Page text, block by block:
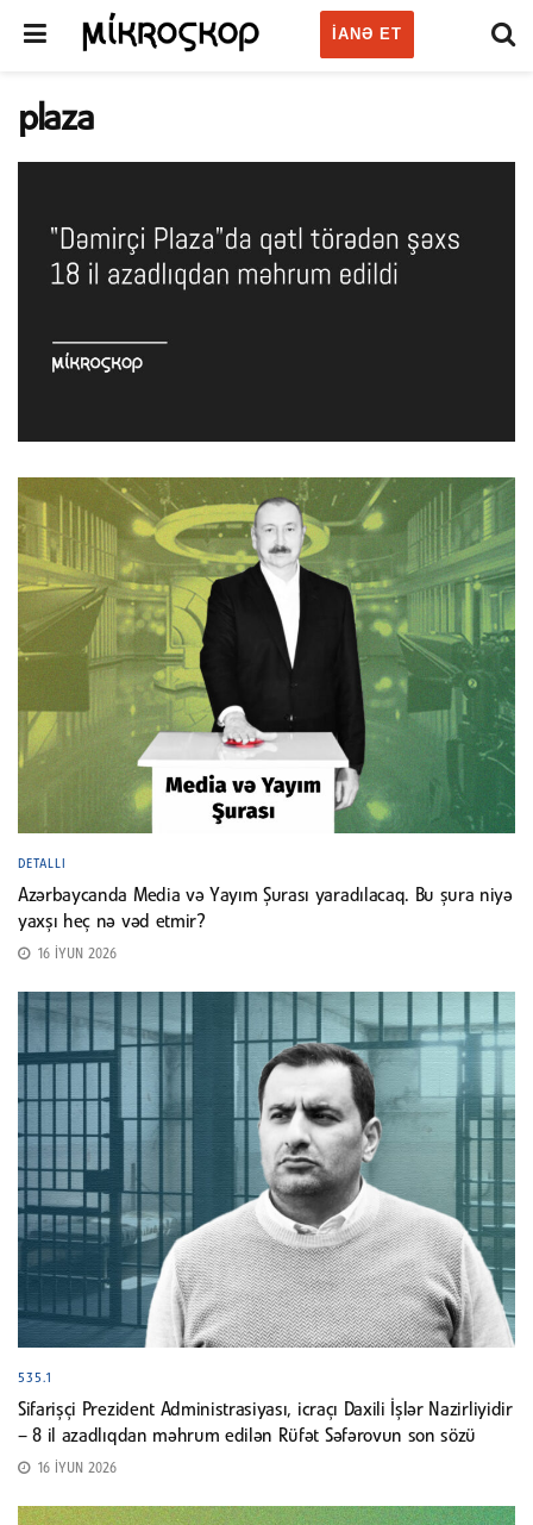
IANƏ ET
plaza
DETALLI
Azərbaycanda Media və Yayım Şurası yaradılacaq. Bu şura niyə
yaxşı heç nə vəd etmir?
16 İYUN 2026
535.1
Sifarişçi Prezident Administrasiyası, icraçı Daxili İşlər Nazirliyidir
– 8 il azadlıqdan məhrum edilən Rüfət Səfərovun son sözü
16 İYUN 2026